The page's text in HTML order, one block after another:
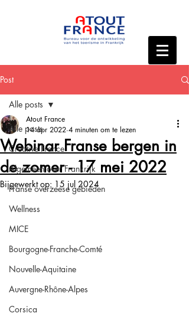
Post
Alle posts
Creative France
Algemeen over Frankrijk
Franse overzeese gebieden
Wellness
MICE
Bourgogne-Franche-Comté
Nouvelle-Aquitaine
Auvergne-Rhône-Alpes
Corsica
Alle posts
Webinar Franse bergen in
de zomer - 17 mei 2022
Atout France
14 apr 2022 4 minuten om te lezen
Bijgewerkt op: 15 jul 2024